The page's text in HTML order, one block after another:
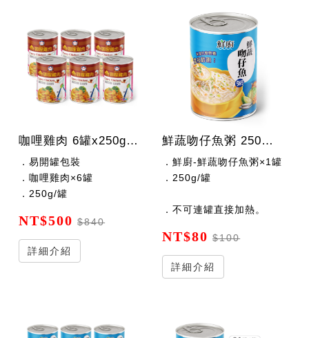
咖哩雞肉 6罐x250g/罐
．易開罐包裝
．咖哩雞肉×6罐
．250g/罐
NT$500 $840
詳細介紹
鮮蔬吻仔魚粥 250公克/罐
．鮮廚-鮮蔬吻仔魚粥×1罐
．250g/罐
．不可連罐直接加熱。
NT$80 $100
詳細介紹